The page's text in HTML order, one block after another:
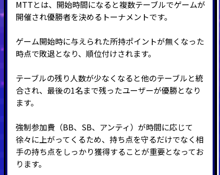
MTTとは、開始時間になると複数テーブルでゲームが
開催され優勝者を決めるトーナメントです。
ゲーム開始時に与えられた所持ポイントが無くなった
時点で敗退となり、順位付けされます。
テーブルの残り人数が少なくなると他のテーブルと統
合され、最後の1名まで残ったユーザーが優勝となり
ます。
強制参加費（BB、SB、アンティ）が時間に応じて
徐々に上がってくるため、持ち点を守るだけでなく相
手の持ち点をしっかり獲得することが重要となってお
ります。